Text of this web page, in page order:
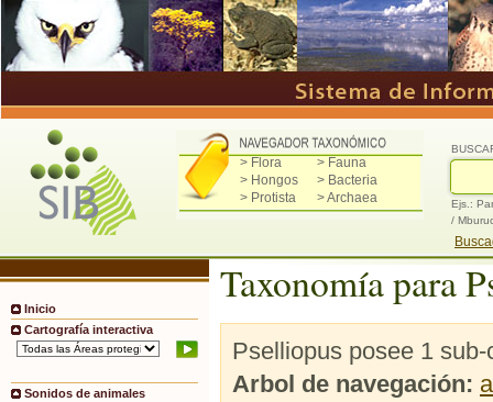
> Flora
> Fauna
> Hongos
> Bacteria
> Protista
> Archaea
Ejs.:
/
Inicio
Cartografía interactiva
Sonidos de animales
Taxonomía para
Pselliopus posee 1
Arbol de navegación: